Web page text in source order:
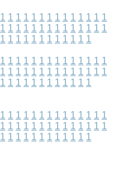
1 1 1 1 1 1 1 1 1 1 1 1 1 1
1 1 1 1 1 1 1 1 1 1 1 1 1 1
1 1 1 1 1 1 1 1 1 1 1 1
1 1 1 1 1 1 1 1 1 1 1 1 1 1
1 1 1 1 1 1 1 1 1 1 1 1 1 1
1 1 1 1 1 1 1 1 1 1 1 1
1 1 1 1 1 1 1 1 1 1 1 1 1 1
1 1 1 1 1 1 1 1 1 1 1 1 1 1
1 1 1 1 1 1 1 1 1 1 1 1